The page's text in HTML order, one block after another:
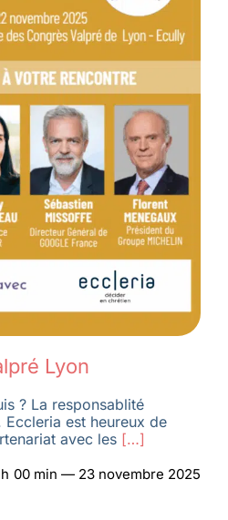
Lyon
? La responsablité
Eccleria est heureux de
avec les[…]
00 min — 23 novembre 2025